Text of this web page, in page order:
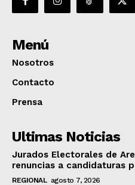
Menú
Nosotros
Contacto
Prensa
Ultimas Noticias
Jurados Electorales de
renuncias a candidaturas
REGIONAL agosto 7, 2026